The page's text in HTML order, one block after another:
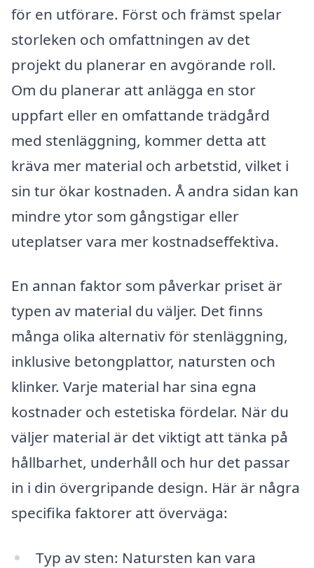
för en utförare. Först och främst spelar
storleken och omfattningen av det
projekt du planerar en avgörande roll.
Om du planerar att anlägga en stor
uppfart eller en omfattande trädgård
med stenläggning, kommer detta att
kräva mer material och arbetstid, vilket i
sin tur ökar kostnaden. Å andra sidan kan
mindre ytor som gångstigar eller
uteplatser vara mer kostnadseffektiva.
En annan faktor som påverkar priset är
typen av material du väljer. Det finns
många olika alternativ för stenläggning,
inklusive betongplattor, natursten och
klinker. Varje material har sina egna
kostnader och estetiska fördelar. När du
väljer material är det viktigt att tänka på
hållbarhet, underhåll och hur det passar
in i din övergripande design. Här är några
specifika faktorer att överväga:
Typ av sten: Natursten kan vara